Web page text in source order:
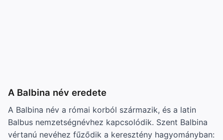
A Balbina név eredete
A Balbina név a római korból származik, és a latin
Balbus nemzetségnévhez kapcsolódik. Szent Balbina
vértanú nevéhez fűződik a keresztény hagyományban: